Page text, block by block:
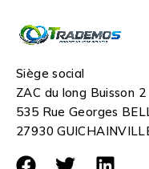
Siège social
ZAC du long Buisson 2
535 Rue Georges
27930